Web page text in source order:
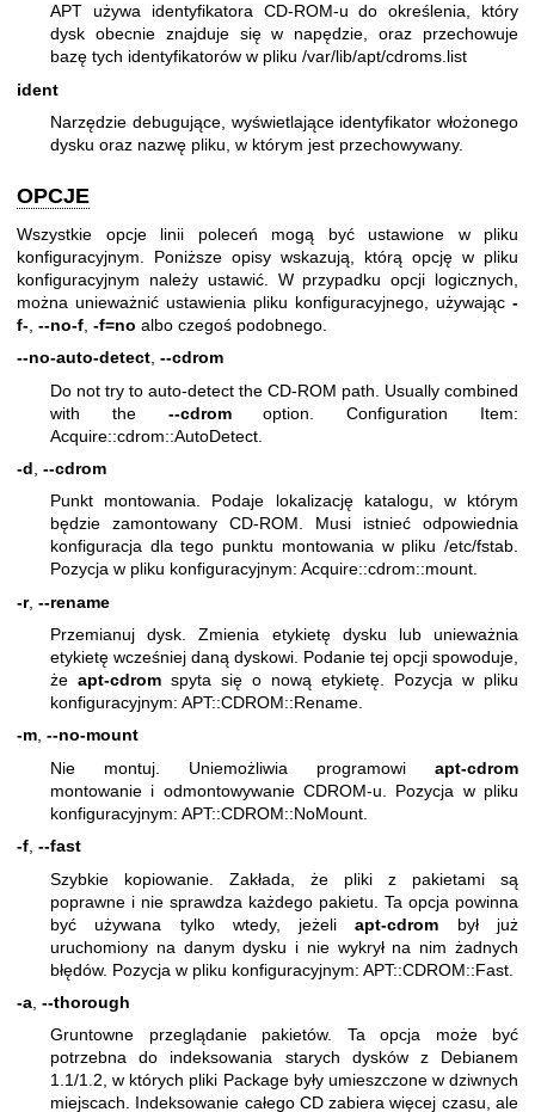
APT używa identyfikatora CD-ROM-u do określenia, który
dysk obecnie znajduje się w napędzie, oraz przechowuje
bazę tych identyfikatorów w pliku /var/lib/apt/cdroms.list
ident
Narzędzie debugujące, wyświetlające identyfikator włożonego
dysku oraz nazwę pliku, w którym jest przechowywany.
OPCJE
Wszystkie opcje linii poleceń mogą być ustawione w pliku
konfiguracyjnym. Poniższe opisy wskazują, którą opcję w pliku
konfiguracyjnym należy ustawić. W przypadku opcji logicznych,
można unieważnić ustawienia pliku konfiguracyjnego, używając -
f- --no-f -f=no albo czegoś podobnego.
--no-auto-detect --cdrom
Do not try to auto-detect the CD-ROM path. Usually combined
with the --cdromoption. Configuration Item:
Acquire::cdrom::AutoDetect.
-d --cdrom
Punkt montowania. Podaje lokalizację katalogu, w którym
będzie zamontowany CD-ROM. Musi istnieć odpowiednia
konfiguracja dla tego punktu montowania w pliku /etc/fstab.
Pozycja w pliku konfiguracyjnym: Acquire::cdrom::mount.
-r, --rename
Przemianuj dysk. Zmienia etykietę dysku lub unieważnia
etykietę wcześniej daną dyskowi. Podanie tej opcji spowoduje,
że apt-cdrom spyta się o nową etykietę. Pozycja w pliku
konfiguracyjnym: APT::CDROM::Rename.
-m, --no-mount
Nie montuj. Uniemożliwia programowi apt-cdrom
montowanie i odmontowywanie CDROM-u. Pozycja w pliku
konfiguracyjnym: APT::CDROM::NoMount.
-f, --fast
Szybkie kopiowanie. Zakłada, że pliki z pakietami są
poprawne i nie sprawdza każdego pakietu. Ta opcja powinna
być używana tylko wtedy, jeżeliapt-cdrom był już
uruchomiony na danym dysku i nie wykrył na nim żadnych
błędów. Pozycja w pliku konfiguracyjnym: APT::CDROM::Fast.
-a --thorough
Gruntowne przeglądanie pakietów. Ta opcja może być
potrzebna do indeksowania starych dysków z Debianem
1.1/1.2, w których pliki Package były umieszczone w dziwnych
miejscach. Indeksowanie całego CD zabiera więcej czasu, ale